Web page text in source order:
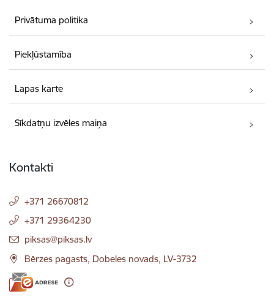
Privātuma politika
Piekļūstamība
Lapas karte
Sīkdatņu izvēles maiņa
Kontakti
+371 26670812
+371 29364230
E-pasts:
piksas@piksas.lv
Bērzes pagasts, Dobeles novads, LV-3732